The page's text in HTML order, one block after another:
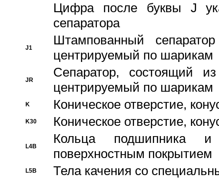
Цифра после буквы J
сепаратора
J1
Штампованный
центрируемый по шарикам
JR
Сепаратор, состоящий
центрируемый по шарикам
K Коническое отверстие,
K30 Коническое отверстие,
L4B
Кольца подшипника
поверхностным покрытием
L5B Тела качения со